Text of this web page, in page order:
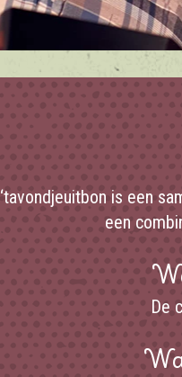
‘tavondjeuitbon is een
een
De